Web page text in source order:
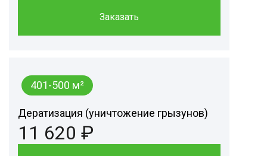
Заказать
401-500 м²
Дератизация (уничтожение грызунов)
11 620 ₽